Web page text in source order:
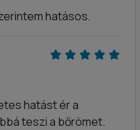
hatásos.
hatást ér a
teszi a bőrömet.